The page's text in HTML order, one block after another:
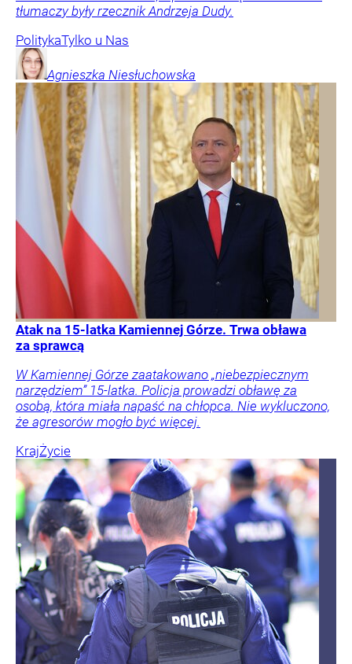
tłumaczy były rzecznik Andrzeja Dudy.
PolitykaTylko u Nas
Agnieszka Niesłuchowska
Atak na 15-latka Kamiennej Górze. Trwa obława
za sprawcą
W Kamiennej Górze zaatakowano „niebezpiecznym
narzędziem” 15-latka. Policja prowadzi obławę za
osobą, która miała napaść na chłopca. Nie wykluczono,
że agresorów mogło być więcej.
KrajŻycie